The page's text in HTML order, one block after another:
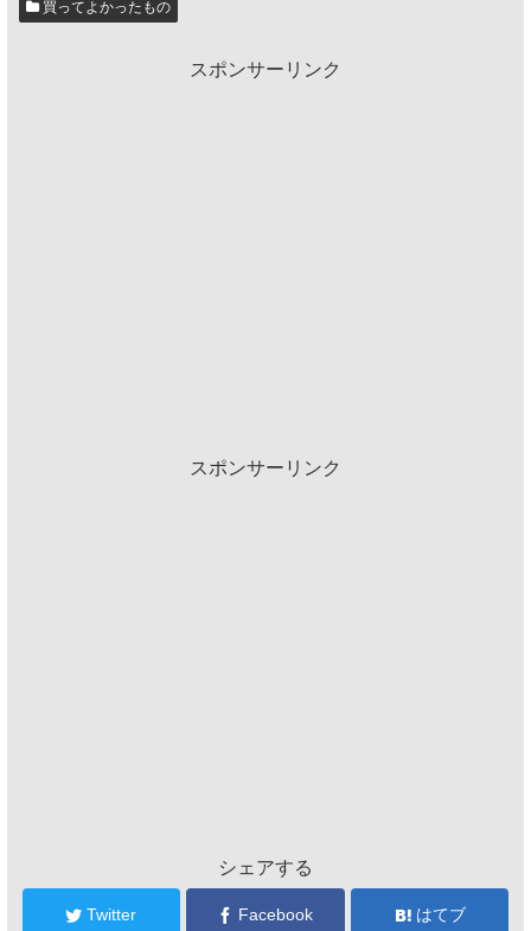
買ってよかったもの
スポンサーリンク
スポンサーリンク
シェアする
Twitter Facebook はてブ